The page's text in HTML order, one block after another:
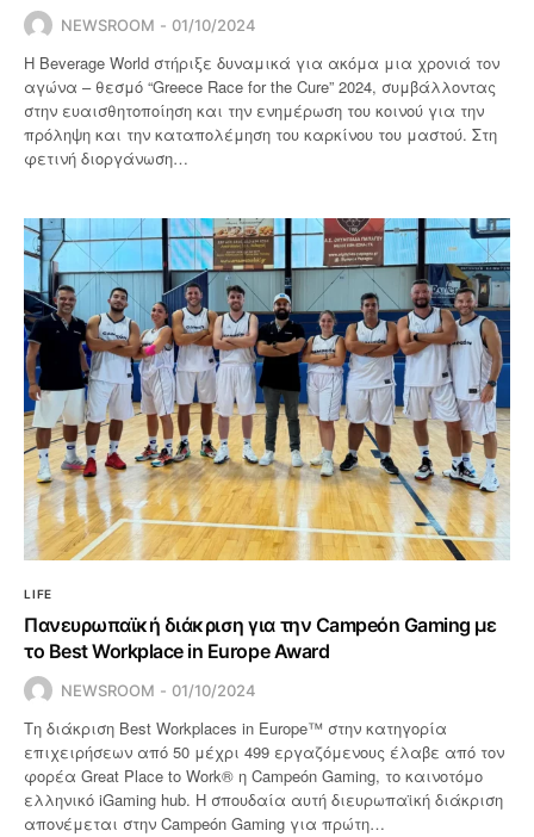
NEWSROOM 01/10/2024
Η Beverage World στήριξε δυναμικά για ακόμα μια χρονιά τον
αγώνα – θεσμό “Greece Race for the Cure” 2024, συμβάλλοντας
στην ευαισθητοποίηση και την ενημέρωση του κοινού για την
πρόληψη και την καταπολέμηση του καρκίνου του μαστού. Στη
φετινή διοργάνωση…
LIFE
Πανευρωπαϊκή διάκριση για την Campeόn Gaming με
το Best Workplace in Europe Award
NEWSROOM 01/10/2024
Τη διάκριση Best Workplaces in Europe™ στην κατηγορία
επιχειρήσεων από 50 μέχρι 499 εργαζόμενους έλαβε από τον
φορέα Great Place to Work® η Campeόn Gaming, το καινοτόμο
ελληνικό iGaming hub. Η σπουδαία αυτή διευρωπαϊκή διάκριση
απονέμεται στην Campeόn Gaming για πρώτη…